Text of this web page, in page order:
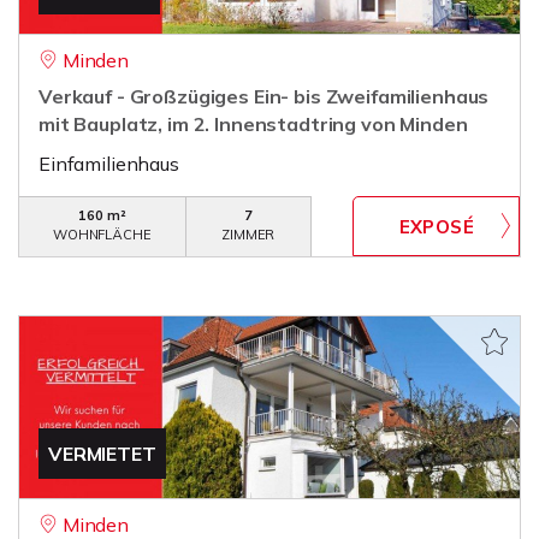
Minden
Verkauf - Großzügiges Ein- bis Zweifamilienhaus
mit Bauplatz, im 2. Innenstadtring von Minden
Einfamilienhaus
160 m²
WOHNFLÄCHE
7
ZIMMER
VERMIETET
Minden